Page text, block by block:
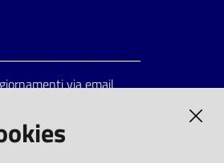
via email